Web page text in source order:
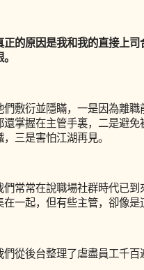
正的原因是我和我的直接上
們敷衍並隱瞞，一是因為離
還掌握在主管手裏，二是避
，三是害怕江湖再見。
們常常在說職場社群時代已
在一起，但有些主管，卻像是
們從後台整理了虐盡員工千百